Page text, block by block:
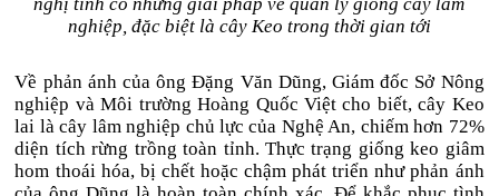
nghiệp, đặc biệt là cây Keo trong thời gian tới
Về phản ánh của ông Đặng Văn Dũng, Giám đốc Sở Nông
nghiệp và Môi trường Hoàng Quốc Việt cho biết, cây Keo
lai là cây lâm nghiệp chủ lực của Nghệ An, chiếm hơn 72%
diện tích rừng trồng toàn tỉnh. Thực trạng giống keo giâm
hom thoái hóa, bị chết hoặc chậm phát triển như phản ánh